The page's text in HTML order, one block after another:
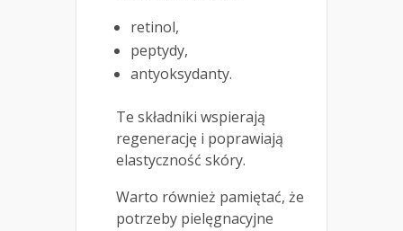
retinol,
peptydy,
antyoksydanty.
Te składniki wspierają
regenerację i poprawiają
elastyczność skóry.
Warto również pamiętać, że
potrzeby pielęgnacyjne